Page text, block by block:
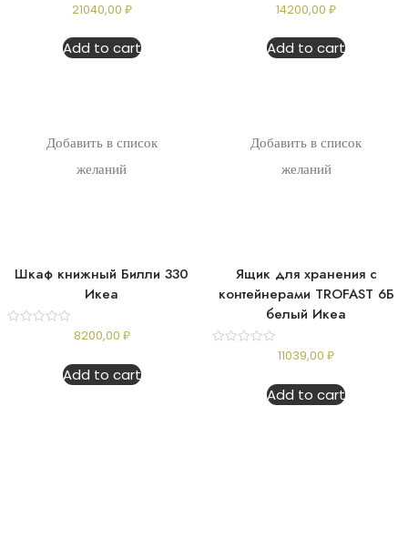
21040,00 ₽
Add to cart
14200,00₽
Add to cart
Добавить в список
желаний
Шкаф книжный Билли 330
Икеа
8200,00 ₽
Add to cart
Добавить в список
желаний
Ящик для хранения с
контейнерами TROFAST 6Б
белый Икеа
11039,00₽
Add to cart